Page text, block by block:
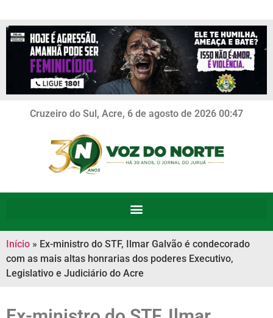
Cruzeiro do Sul, Acre, 6 de agosto de 2026 00:47
Início » Ex-ministro do STF, Ilmar Galvão é condecorado
com as mais altas honrarias dos poderes Executivo,
Legislativo e Judiciário do Acre